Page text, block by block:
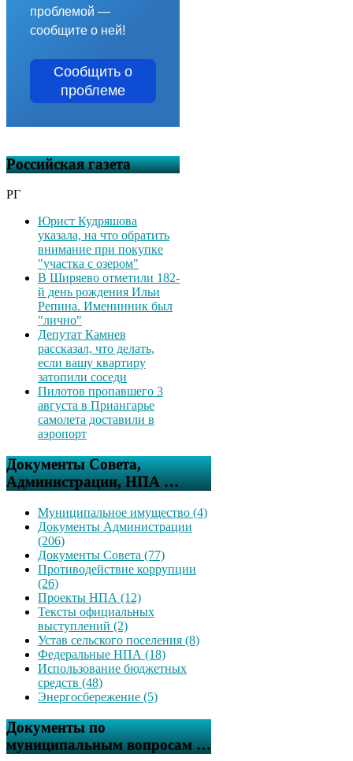
проблемой —
сообщите о ней!
Сообщить о
проблеме
Российская газета
РГ
Юрист Кудряшова
указала, на что обратить
внимание при покупке
"участка с озером"
В Ширяево отметили 182-
й день рождения Ильи
Репина. Именинник был
"лично"
Депутат Камнев
рассказал, что делать,
если вашу квартиру
затопили соседи
Пилотов пропавшего 3
августа в Приангарье
самолета доставили в
аэропорт
Документы Совета,
Администрации, НПА …
Муниципальное имущество (4)
Документы Администрации
(206)
Документы Совета (77)
Противодействие коррупции
(26)
Проекты НПА (12)
Тексты официальных
выступлений (2)
Устав сельского поселения (8)
Федеральные НПА (18)
Использование бюджетных
средств (48)
Энергосбережение (5)
Документы по
муниципальным вопросам …